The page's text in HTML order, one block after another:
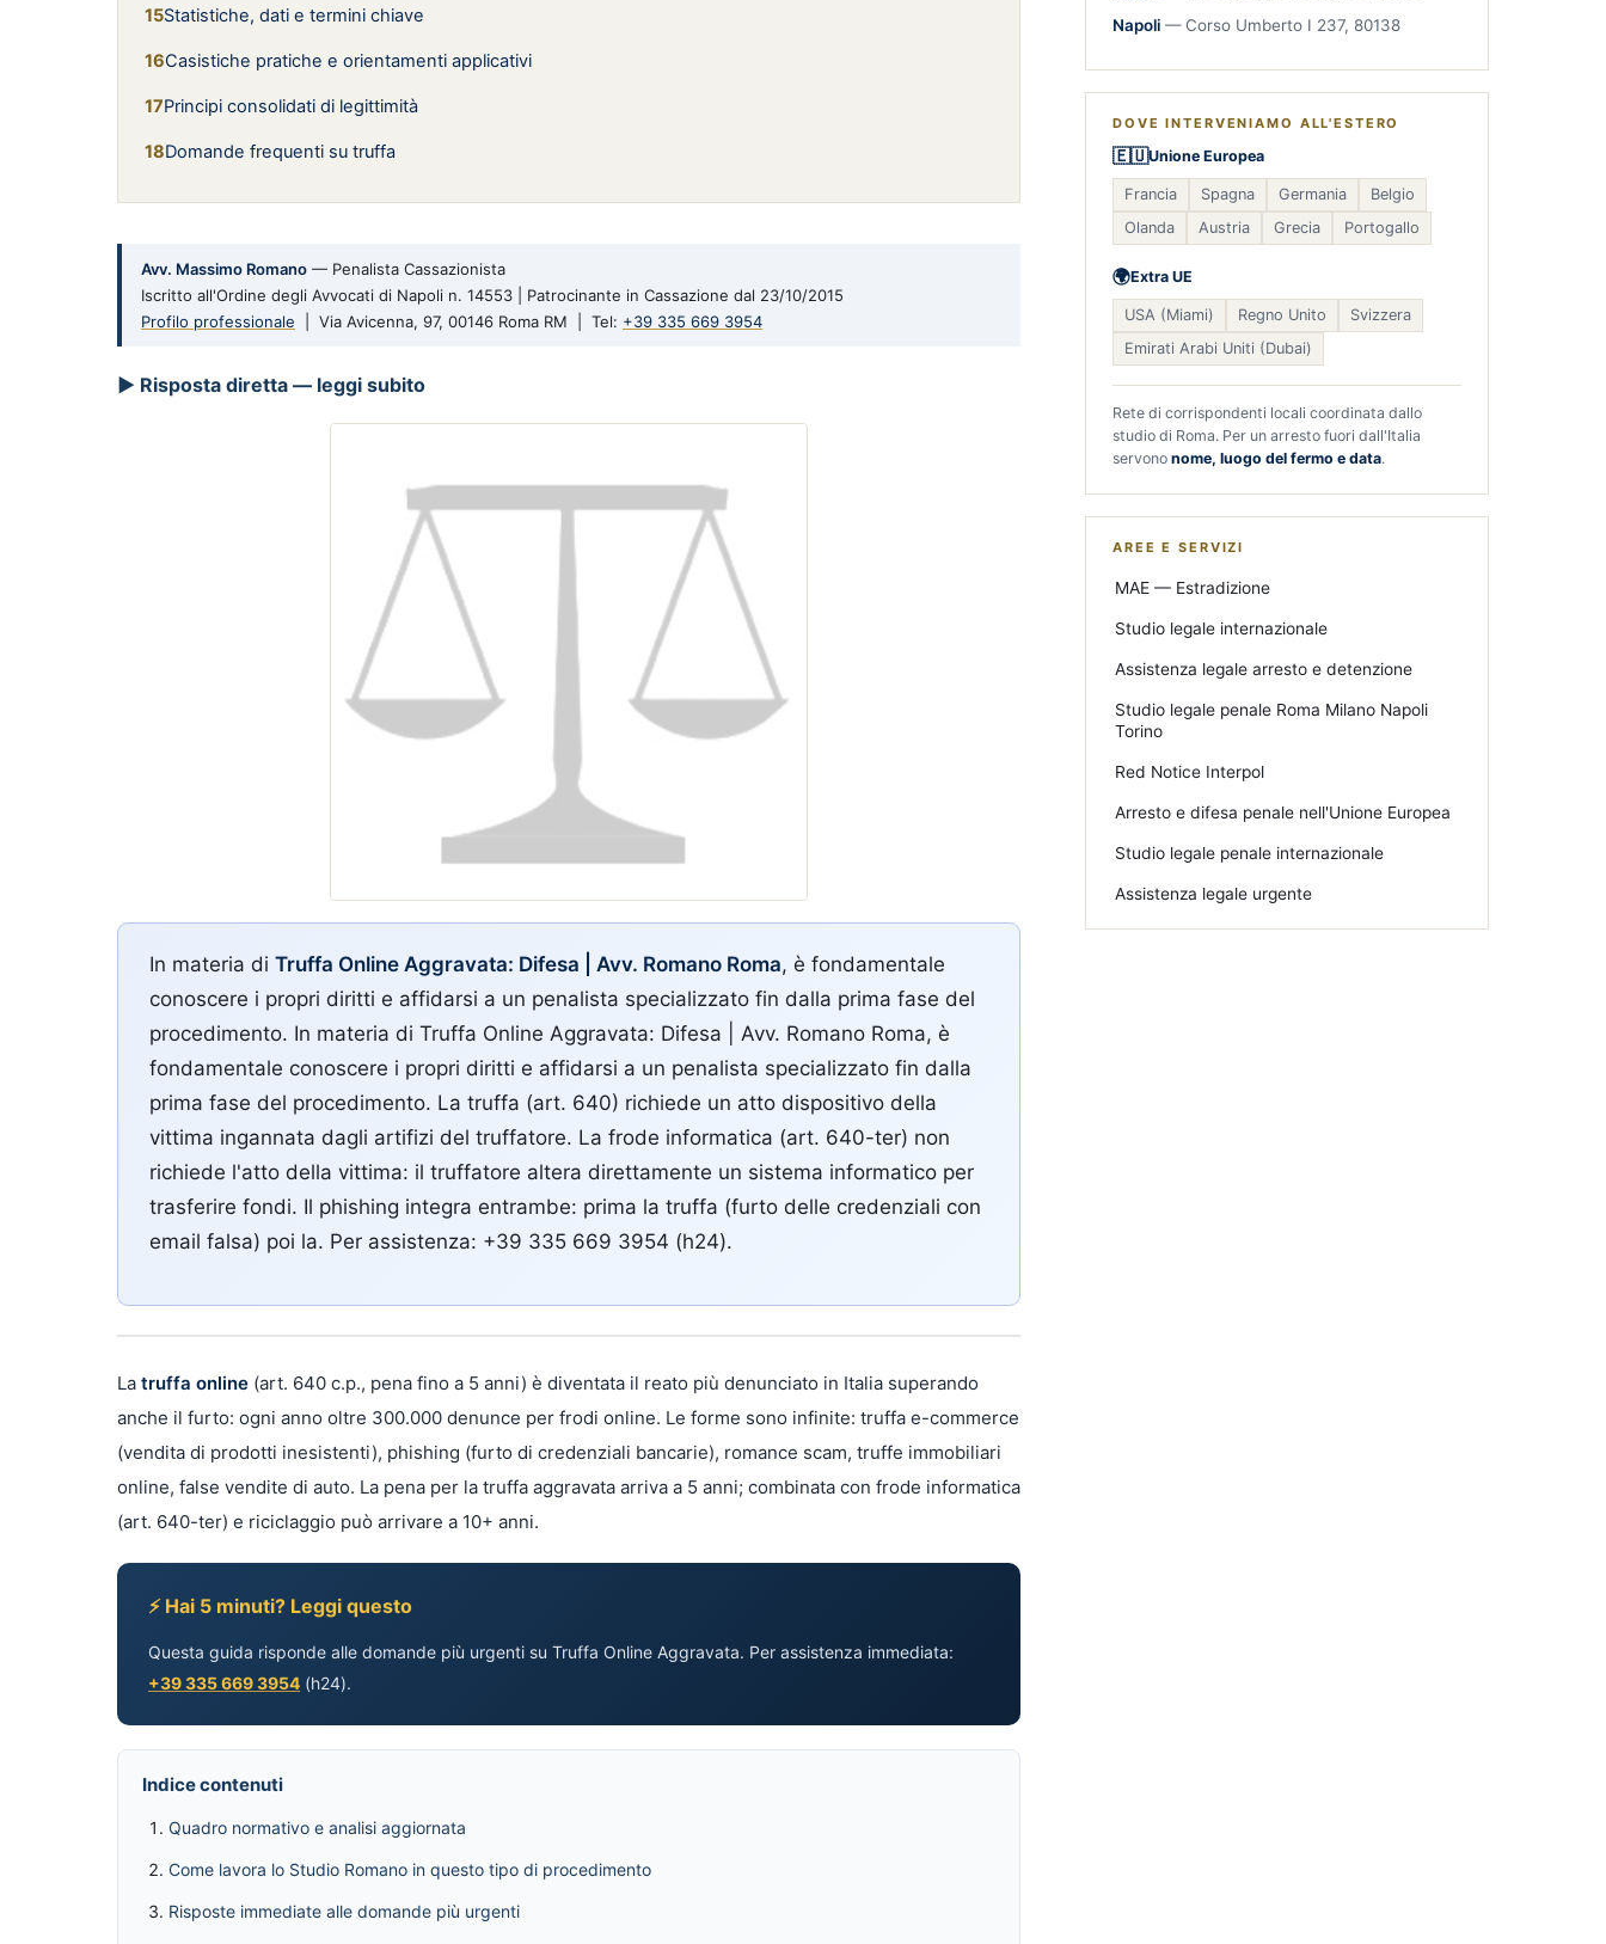
Statistiche, dati e termini chiave
Casistiche pratiche e orientamenti applicativi
Principi consolidati di legittimità
Domande frequenti su truffa
Avv. Massimo Romano — Penalista Cassazionista
Iscritto all'Ordine degli Avvocati di Napoli n. 14553 | Patrocinante in Cassazione dal 23/10/2015
Profilo professionale | Via Avicenna, 97, 00146 Roma RM | Tel: +39 335 669 3954
▶ Risposta diretta — leggi subito
In materia di Truffa Online Aggravata: Difesa | Avv. Romano Roma, è fondamentale
conoscere i propri diritti e affidarsi a un penalista specializzato fin dalla prima fase del
procedimento. In materia di Truffa Online Aggravata: Difesa | Avv. Romano Roma, è
fondamentale conoscere i propri diritti e affidarsi a un penalista specializzato fin dalla
prima fase del procedimento. La truffa (art. 640) richiede un atto dispositivo della
vittima ingannata dagli artifizi del truffatore. La frode informatica (art. 640-ter) non
richiede l'atto della vittima: il truffatore altera direttamente un sistema informatico per
trasferire fondi. Il phishing integra entrambe: prima la truffa (furto delle credenziali con
email falsa) poi la. Per assistenza: +39 335 669 3954 (h24).
La truffa online (art. 640 c.p., pena fino a 5 anni) è diventata il reato più denunciato in Italia superando
anche il furto: ogni anno oltre 300.000 denunce per frodi online. Le forme sono infinite: truffa e-commerce
(vendita di prodotti inesistenti), phishing (furto di credenziali bancarie), romance scam, truffe immobiliari
online, false vendite di auto. La pena per la truffa aggravata arriva a 5 anni; combinata con frode informatica
(art. 640-ter) e riciclaggio può arrivare a 10+ anni.
⚡ Hai 5 minuti? Leggi questo
Questa guida risponde alle domande più urgenti su Truffa Online Aggravata. Per assistenza immediata:
+39 335 669 3954 (h24).
Indice contenuti
Quadro normativo e analisi aggiornata
Come lavora lo Studio Romano in questo tipo di procedimento
Risposte immediate alle domande più urgenti
Napoli — Corso Umberto I 237, 80138
DOVE INTERVENIAMO ALL'ESTERO
🇪🇺Unione Europea
Francia Spagna Germania
Belgio
Olanda
Austria Grecia Portogallo
🌍Extra UE
USA (Miami) Regno Unito
Svizzera
Emirati Arabi Uniti (Dubai)
Rete di corrispondenti locali coordinata dallo
studio di Roma. Per un arresto fuori dall'Italia
servono nome, luogo del fermo e data.
AREE E SERVIZI
MAE — Estradizione
Studio legale internazionale
Assistenza legale arresto e detenzione
Studio legale penale Roma Milano Napoli
Torino
Red Notice Interpol
Arresto e difesa penale nell'Unione Europea
Studio legale penale internazionale
Assistenza legale urgente